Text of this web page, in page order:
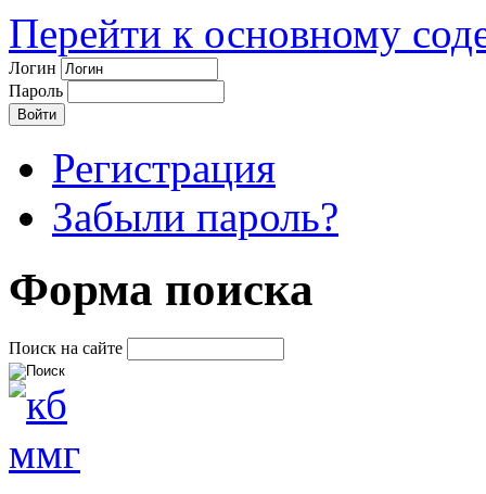
Перейти к основному
Логин
Пароль
Регистрация
Забыли пароль?
Форма поиска
Поиск на сайте